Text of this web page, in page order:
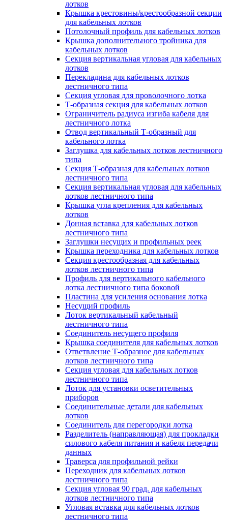
лотков
Крышка крестовины/крестообразной секции
для кабельных лотков
Потолочный профиль для кабельных лотков
Крышка дополнительного тройника для
кабельных лотков
Секция вертикальная угловая для кабельных
лотков
Перекладина для кабельных лотков
лестничного типа
Секция угловая для проволочного лотка
Т-образная секция для кабельных лотков
Ограничитель радиуса изгиба кабеля для
лестничного лотка
Отвод вертикальный Т-образный для
кабельного лотка
Заглушка для кабельных лотков лестничного
типа
Секция Т-образная для кабельных лотков
лестничного типа
Секция вертикальная угловая для кабельных
лотков лестничного типа
Крышка угла крепления для кабельных
лотков
Донная вставка для кабельных лотков
лестничного типа
Заглушки несущих и профильных реек
Крышка переходника для кабельных лотков
Секция крестообразная для кабельных
лотков лестничного типа
Профиль для вертикального кабельного
лотка лестничного типа боковой
Пластина для усиления основания лотка
Несущий профиль
Лоток вертикальный кабельный
лестничного типа
Соединитель несущего профиля
Крышка соединителя для кабельных лотков
Ответвление Т-образное для кабельных
лотков лестничного типа
Секция угловая для кабельных лотков
лестничного типа
Лоток для установки осветительных
приборов
Соединительные детали для кабельных
лотков
Соединитель для перегородки лотка
Разделитель (направляющая) для прокладки
силового кабеля питания и кабеля передачи
данных
Траверса для профильной рейки
Переходник для кабельных лотков
лестничного типа
Секция угловая 90 град. для кабельных
лотков лестничного типа
Угловая вставка для кабельных лотков
лестничного типа